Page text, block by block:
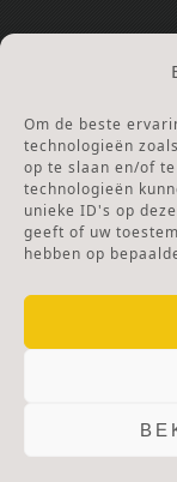
Om de beste
technologieën
op te slaan en/of
technologieën
unieke ID's op
geeft of uw
hebben op
Ga naar
ANBI Stichting
RSIN
© 2025 OLV TER